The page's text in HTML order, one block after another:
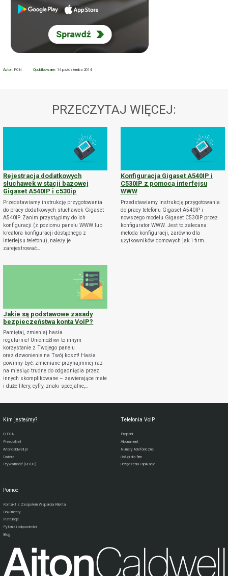
Autor: FCN Opublikowane: 14 października 2014
PRZECZYTAJ WIĘCEJ:
Rejestracja dodatkowych
słuchawek w stacji bazowej
Gigaset A540IP i c530ip
Przedstawiamy instrukcję przygotowania
do pracy dodatkowych słuchawek Gigaset
A540IP. Zanim przystąpimy do ich
konfiguracji (z poziomu panelu WWW lub
kreatora konfiguracji dostępnego z
interfejsu telefonu), należy je
zarejestrować…
Konfiguracja Gigaset A540IP i
C530IP z pomocą interfejsu
WWW
Przedstawiamy instrukcję przygotowania
do pracy telefonu Gigaset A540IP i
nowszego modelu Gigaset C530IP przez
konfigurator WWW. Jest to zalecana
metoda konfiguracji, zarówno dla
użytkowników domowych jak i firm…
Jakie są podstawowe zasady
bezpieczeństwa konta VoIP?
Pamiętaj, zmieniaj hasła
regularnie! Uniemożliwi to innym
korzystanie z Twojego panelu
oraz dzwonienie na Twój koszt! Hasła
powinny być: zmieniane przynajmniej raz
na miesiąc trudne do odgadnięcia przez
innych skomplikowane – zawierające małe
i duże litery, cyfry, znaki specjalne,…
Kim jesteśmy?
O FCN
FreecoNet
Aitoncaldwell.pl
Datera
Prywatność (RODO)
Telefonia VoIP
Prepaid
Abonament
Numery telefoniczne
Usługi dla firm
Urządzenia i aplikacje
Pomoc
Kontakt z Zespołem Wsparcia Klienta
Dokumenty
Instrukcje
Pytania i odpowiedzi
Blog